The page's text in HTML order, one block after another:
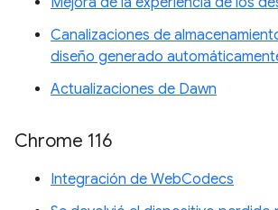
Canalizaciones de
diseño generado
Actualizaciones de Dawn
Chrome 116
Integración de WebCodecs